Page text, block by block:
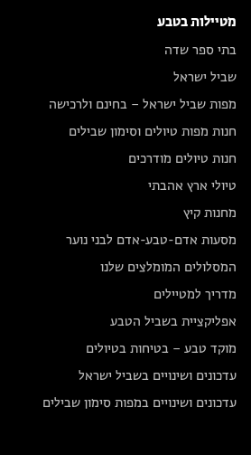
מטיילות בטבע
בתי ספר שדה
שביל ישראל
מפות שביל ישראל – בחינם ולרכישה
חנות מפות טיולים וסימון שבילים
חנות טיולים מודרכים
טיולי ארץ אהבתי
מחנות קיץ
מסעות אדם-טבע-אדם לבני נוער
המסלולים המומלצים שלנו
מדריך למטיילים
אפליקציית בשביל הטבע
מוקד טבע – בטיחות בטיולים
עדכונים ושינויים בשביל ישראל
עדכונים ושינויים במפות סימון שבילים